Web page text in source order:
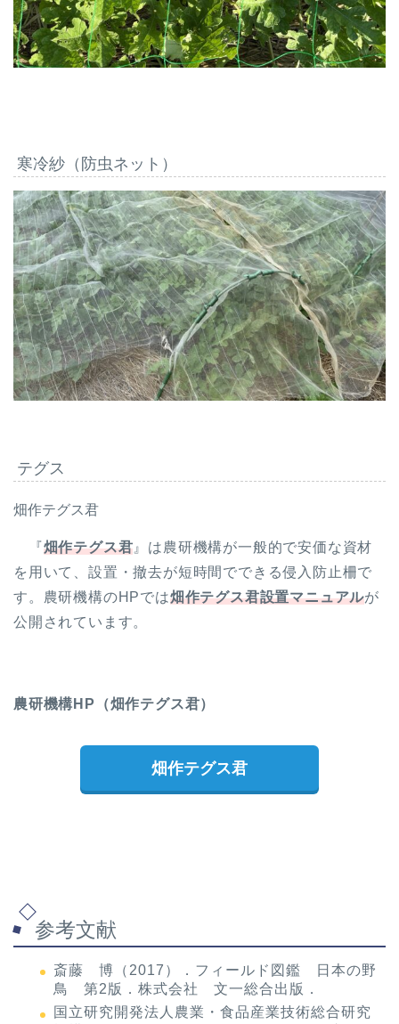
寒冷紗（防虫ネット）
テグス
畑作テグス君
『畑作テグス君 』は農研機構が一般的で安価な資材
を用いて、設置・撤去が短時間でできる侵入防止柵で
す。農研機構のHPでは畑作テグス君設置マニュアルが
公開されています。
農研機構HP（畑作テグス君）
畑作テグス君
参考文献
斎藤 博（2017）．フィールド図鑑 日本の野
鳥 第2版．株式会社 文一総合出版．
国立研究開発法人農業・食品産業技術総合研究